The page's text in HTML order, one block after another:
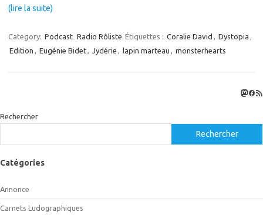
(lire la suite)
Category: Podcast Radio Rôliste Étiquettes : Coralie David , Dystopia ,
Edition , Eugénie Bidet, Jydérie , lapin marteau , monsterhearts
Flux
Rechercher
Rechercher
Catégories
Annonce
Carnets Ludographiques